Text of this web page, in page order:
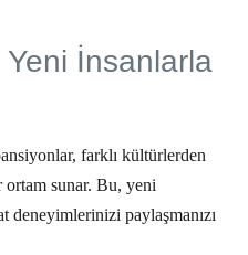
İnsanlarla
farklı kültürlerden
ortam sunar. Bu, yeni
deneyimlerinizi paylaşmanızı